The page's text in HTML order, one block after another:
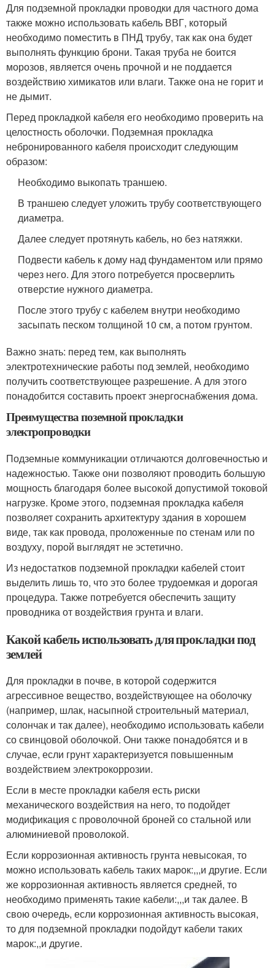
Для подземной прокладки проводки для частного дома
также можно использовать кабель ВВГ, который
необходимо поместить в ПНД трубу, так как она будет
выполнять функцию брони. Такая труба не боится
морозов, является очень прочной и не поддается
воздействию химикатов или влаги. Также она не горит и
не дымит.
Перед прокладкой кабеля его необходимо проверить на
целостность оболочки. Подземная прокладка
небронированного кабеля происходит следующим
образом:
Необходимо выкопать траншею.
В траншею следует уложить трубу соответствующего
диаметра.
Далее следует протянуть кабель, но без натяжки.
Подвести кабель к дому над фундаментом или прямо
через него. Для этого потребуется просверлить
отверстие нужного диаметра.
После этого трубу с кабелем внутри необходимо
засыпать песком толщиной 10 см, а потом грунтом.
Важно знать: перед тем, как выполнять
электротехнические работы под землей, необходимо
получить соответствующее разрешение. А для этого
понадобится составить проект энергоснабжения дома.
Преимущества поземной прокладки
электропроводки
Подземные коммуникации отличаются долговечностью и
надежностью. Также они позволяют проводить большую
мощность благодаря более высокой допустимой токовой
нагрузке. Кроме этого, подземная прокладка кабеля
позволяет сохранить архитектуру здания в хорошем
виде, так как провода, проложенные по стенам или по
воздуху, порой выглядят не эстетично.
Из недостатков подземной прокладки кабелей стоит
выделить лишь то, что это более трудоемкая и дорогая
процедура. Также потребуется обеспечить защиту
проводника от воздействия грунта и влаги.
Какой кабель использовать для прокладки под
землей
Для прокладки в почве, в которой содержится
агрессивное вещество, воздействующее на оболочку
(например, шлак, насыпной строительный материал,
солончак и так далее), необходимо использовать кабели
со свинцовой оболочкой. Они также понадобятся и в
случае, если грунт характеризуется повышенным
воздействием электрокоррозии.
Если в месте прокладки кабеля есть риски
механического воздействия на него, то подойдет
модификация с проволочной броней со стальной или
алюминиевой проволокой.
Если коррозионная активность грунта невысокая, то
можно использовать кабель таких марок:,,,и другие. Если
же коррозионная активность является средней, то
необходимо применять такие кабели:,,,и так далее. В
свою очередь, если коррозионная активность высокая,
то для подземной прокладки подойдут кабели таких
марок:,,и другие.